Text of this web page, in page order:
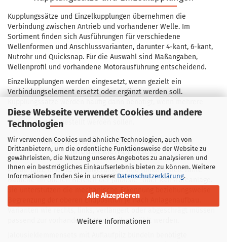
Diese Webseite verwendet Cookies und andere
Technologien
Wir verwenden Cookies und ähnliche Technologien, auch von
Drittanbietern, um die ordentliche Funktionsweise der Website zu
gewährleisten, die Nutzung unseres Angebotes zu analysieren und
Ihnen ein bestmögliches Einkaufserlebnis bieten zu können. Weitere
Informationen finden Sie in unserer Datenschutzerklärung.
Alle Akzeptieren
Weitere Informationen
Kupplungssätze und Einzelkupplungen übernehmen die
Verbindung zwischen Antrieb und vorhandener Welle. Im
Sortiment finden sich Ausführungen für verschiedene
Wellenformen und Anschlussvarianten, darunter 4-kant, 6-kant,
Nutrohr und Quicksnap. Für die Auswahl sind Maßangaben,
Wellenprofil und vorhandene Motorausführung entscheidend.
Einzelkupplungen werden eingesetzt, wenn gezielt ein
Verbindungselement ersetzt oder ergänzt werden soll.
zusammengehörige Verbindungsteile passend zur
Einbausituation bestellt werden sollen.
Auflaufpilze, Pilzverlängerungen und
Jalousieklemmensets
Auflaufpilze und Pilzverlängerungen sind funktionsrelevante
Bauteile im oberen Bereich der Jalousie- oder Raffstoreanlage.
Sie unterstützen die mechanische Erkennung beziehungsweise
Begrenzung der oberen Endposition je nach Anlagenaufbau.
passend zur vorhandenen Mechanik gewählt werden.